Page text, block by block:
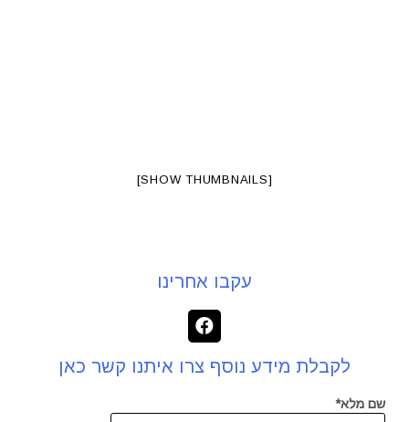
[SHOW THUMBNAILS]
עקבו אחרינו
לקבלת מידע נוסף צרו איתנו קשר כאן
שם מלא*